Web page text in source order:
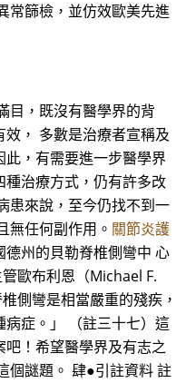
常篩檢，並仿效歐美先進
目，既沒有醫學界的背
， 多數是治療者宣稱及
，有需要進一步醫學界
治療方式，仍有許多改
患來說，至今仍找不到一
無任何副作用。 關節炎護
州的貝勒脊椎側彎中 心
歐布利恩（Michael F.
側彎是相當嚴重的殘疾，
症。」 （註三十七）這
！希望醫學界及有志之
個謎題。 肆●引註資料 註